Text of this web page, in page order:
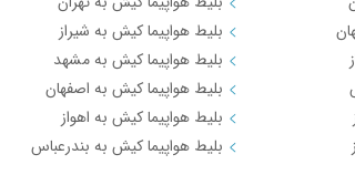
بلیط هواپیما کیش به شیراز
بلیط هواپیما کیش به مشهد
بلیط هواپیما کیش به اصفهان
بلیط هواپیما کیش به اهواز
بلیط هواپیما کیش به بندرعباس